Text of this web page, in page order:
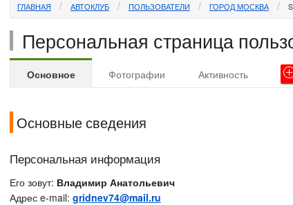
ГЛАВНАЯ АВТОКЛУБ ПОЛЬЗОВАТЕЛИ ГОРОД МОСКВА
Персональная страница
Основное Фотографии Активность
Основные сведения
Персональная информация
Его зовут: Владимир Анатольевич
Адрес e-mail: gridnev74@mail.ru